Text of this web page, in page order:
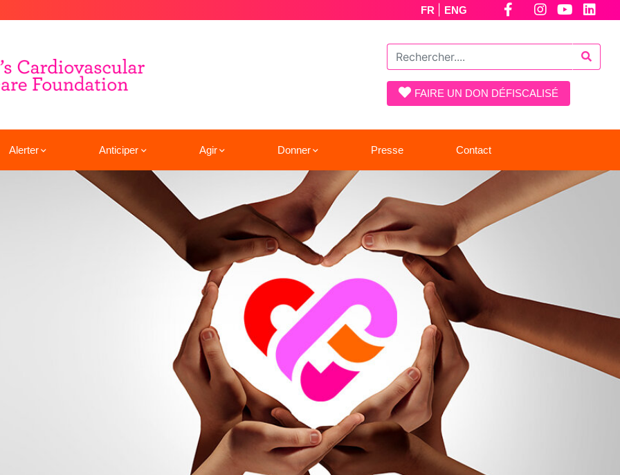
FR ENG
FAIRE UN DON DÉFISCALISÉ
Alerter Anticiper Agir Donner Presse Contact